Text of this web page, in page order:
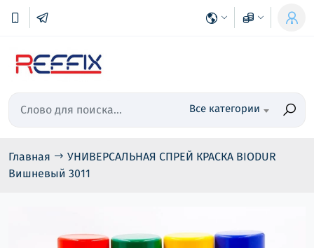
Все категории
Главная
УНИВЕРСАЛЬНАЯ СПРЕЙ КРАСКА BIODUR
Вишневый 3011